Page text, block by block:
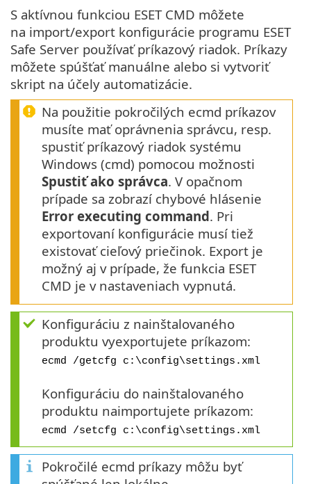
S aktívnou funkciou ESET CMD môžete
na import/export konfigurácie programu ESET
Safe Server používať príkazový riadok. Príkazy
môžete spúšťať manuálne alebo si vytvoriť
skript na účely automatizácie.
Na použitie pokročilých ecmd príkazov
musíte mať oprávnenia správcu, resp.
spustiť príkazový riadok systému
Windows (cmd) pomocou možnosti
Spustiť ako správca. V opačnom
prípade sa zobrazí chybové hlásenie
Error executing command. Pri
exportovaní konfigurácie musí tiež
existovať cieľový priečinok. Export je
možný aj v prípade, že funkcia ESET
CMD je v nastaveniach vypnutá.
Konfiguráciu z nainštalovaného
produktu vyexportujete príkazom:
ecmd /getcfg c:\config\settings.xml
Konfiguráciu do nainštalovaného
produktu naimportujete príkazom:
ecmd /setcfg c:\config\settings.xml
Pokročilé ecmd príkazy môžu byť